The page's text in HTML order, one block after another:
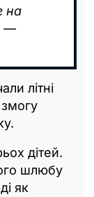
на
—
літні
дітей.
шлюбу
як